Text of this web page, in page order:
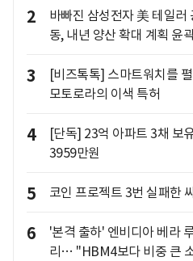
2
바빠진 삼성전자 美 테일
동, 내년 양산 확대 계획 윤
3
[비즈톡톡] 스마트워치를
모토로라의 이색 특허
4
[단독] 23억 아파트 3채 보
3959만원
5 코인 프로젝트 3번 실패한
6
'본격 출하' 엔비디아 베라
리… "HBM4보다 비중 큰